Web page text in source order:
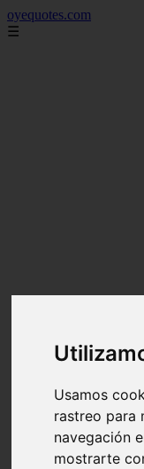
Usamos
rastreo para
navegación
mostrarte
oyequotes.com
☰